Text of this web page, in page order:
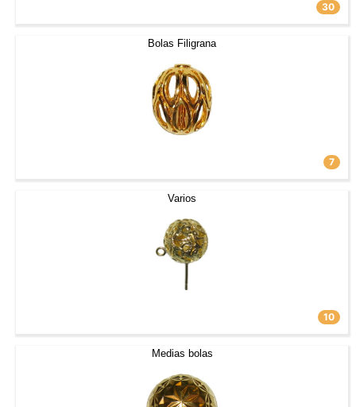
30
Bolas Filigrana
7
Varios
10
Medias bolas